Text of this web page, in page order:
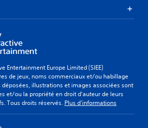
Entertainment Europe Limited (SIEE)
de jeux, noms commerciaux et/ou habillage
illustrations et images associées sont
et/ou la propriété en droit d'auteur de leurs
Tous droits réservés. Plus d'informations